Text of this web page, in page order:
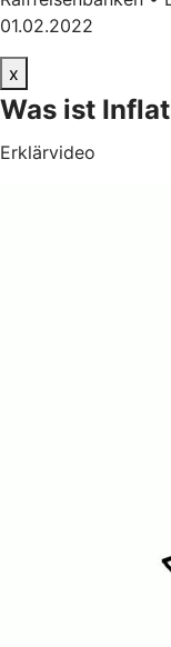
01.02.2022
x
Was ist
Erklärvideo